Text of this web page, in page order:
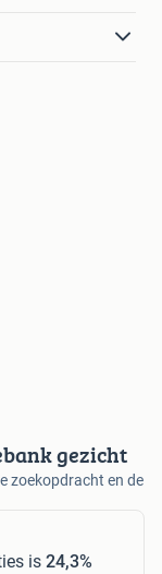
gezicht
zoekopdracht en de
is 24,3%